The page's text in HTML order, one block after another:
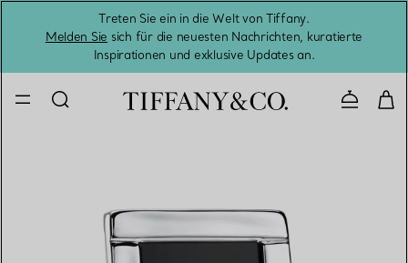
Treten Sie ein in die Welt von Tiffany.
Melden Sie sich für die neuesten Nachrichten, kuratierte
Inspirationen und exklusive Updates an.